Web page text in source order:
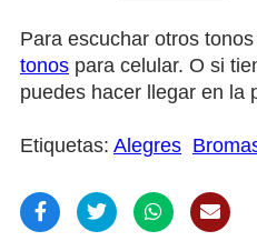
Para escuchar otros
tonos para celular. O si
puedes hacer llegar en la
Etiquetas: Alegres